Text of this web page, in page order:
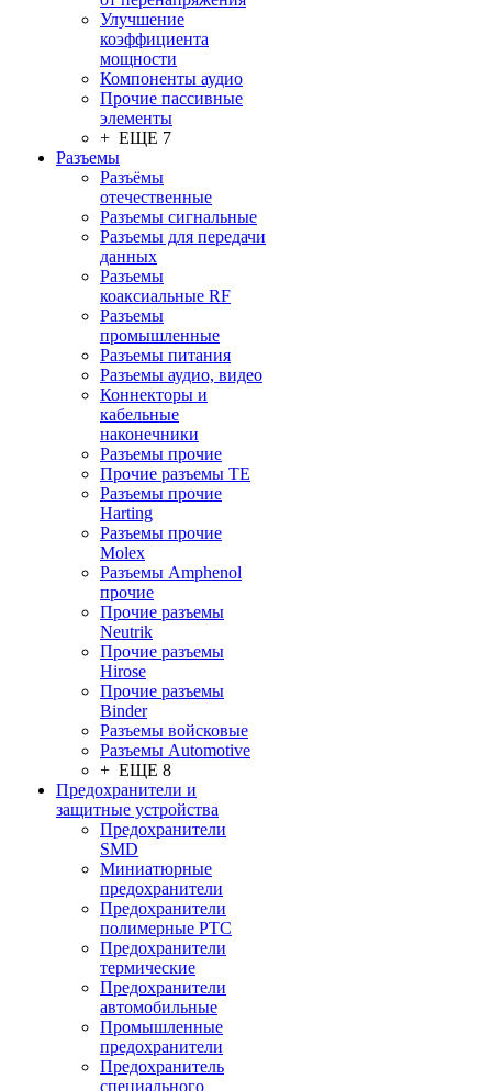
Улучшение
коэффициента
мощности
Компоненты аудио
Прочие пассивные
элементы
+ ЕЩЕ 7
Разъeмы
Разъёмы
отечественные
Разъeмы сигнальные
Разъeмы для передачи
данных
Разъeмы
коаксиальные RF
Разъeмы
промышленные
Разъeмы питания
Разъeмы аудио, видео
Коннекторы и
кабельные
наконечники
Разъeмы прочие
Прочие разъемы TE
Разъемы прочие
Harting
Разъемы прочие
Molex
Разъемы Amphenol
прочие
Прочие разъемы
Neutrik
Прочие разъемы
Hirose
Прочие разъемы
Binder
Разъемы войсковые
Разъeмы Automotive
+ ЕЩЕ 8
Предохранители и
защитные устройства
Предохранители
SMD
Миниатюрные
предохранители
Предохранители
полимерные PTC
Предохранители
термические
Предохранители
автомобильные
Промышленные
предохранители
Предохранитель
специального